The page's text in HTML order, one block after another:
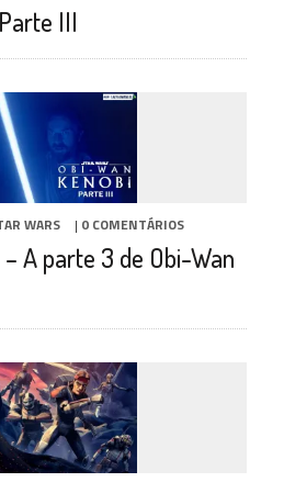
III
WARS | 0 COMENTÁRIOS
A parte 3 de Obi-Wan